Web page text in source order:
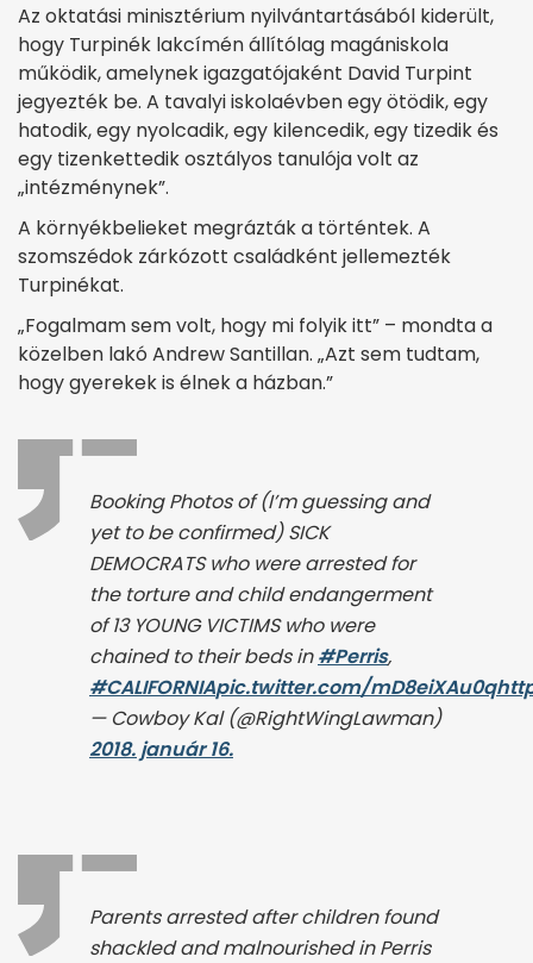
Az oktatási minisztérium nyilvántartásából kiderült,
hogy Turpinék lakcímén állítólag magániskola
működik, amelynek igazgatójaként David Turpint
jegyezték be. A tavalyi iskolaévben egy ötödik, egy
hatodik, egy nyolcadik, egy kilencedik, egy tizedik és
egy tizenkettedik osztályos tanulója volt az
„intézménynek”.
A környékbelieket megrázták a történtek. A
szomszédok zárkózott családként jellemezték
Turpinékat.
„Fogalmam sem volt, hogy mi folyik itt” – mondta a
közelben lakó Andrew Santillan. „Azt sem tudtam,
hogy gyerekek is élnek a házban.”
Booking Photos of (I’m guessing and
yet to be confirmed) SICK
DEMOCRATS who were arrested for
the torture and child endangerment
of 13 YOUNG VICTIMS who were
chained to their beds in#Perris,
#CALIFORNIApic.twitter.com/mD8eiXAu0q
— Cowboy Kal (@RightWingLawman)
2018. január 16.
Parents arrested after children found
shackled and malnourished in Perris